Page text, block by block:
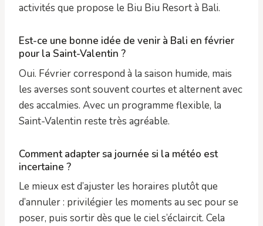
activités que propose le Biu Biu Resort à Bali.
Est-ce une bonne idée de venir à Bali en février
pour la Saint-Valentin ?
Oui. Février correspond à la saison humide, mais
les averses sont souvent courtes et alternent avec
des accalmies. Avec un programme flexible, la
Saint-Valentin reste très agréable.
Comment adapter sa journée si la météo est
incertaine ?
Le mieux est d’ajuster les horaires plutôt que
d’annuler : privilégier les moments au sec pour se
poser, puis sortir dès que le ciel s’éclaircit. Cela